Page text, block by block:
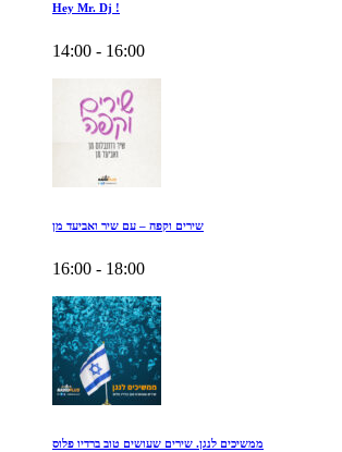
Hey Mr. Dj !
14:00 - 16:00
שירים וקפה – עם שיר ואביעד מן
16:00 - 18:00
ממשיכים לנגן. שירים שעושים טוב ברדיו פלוס